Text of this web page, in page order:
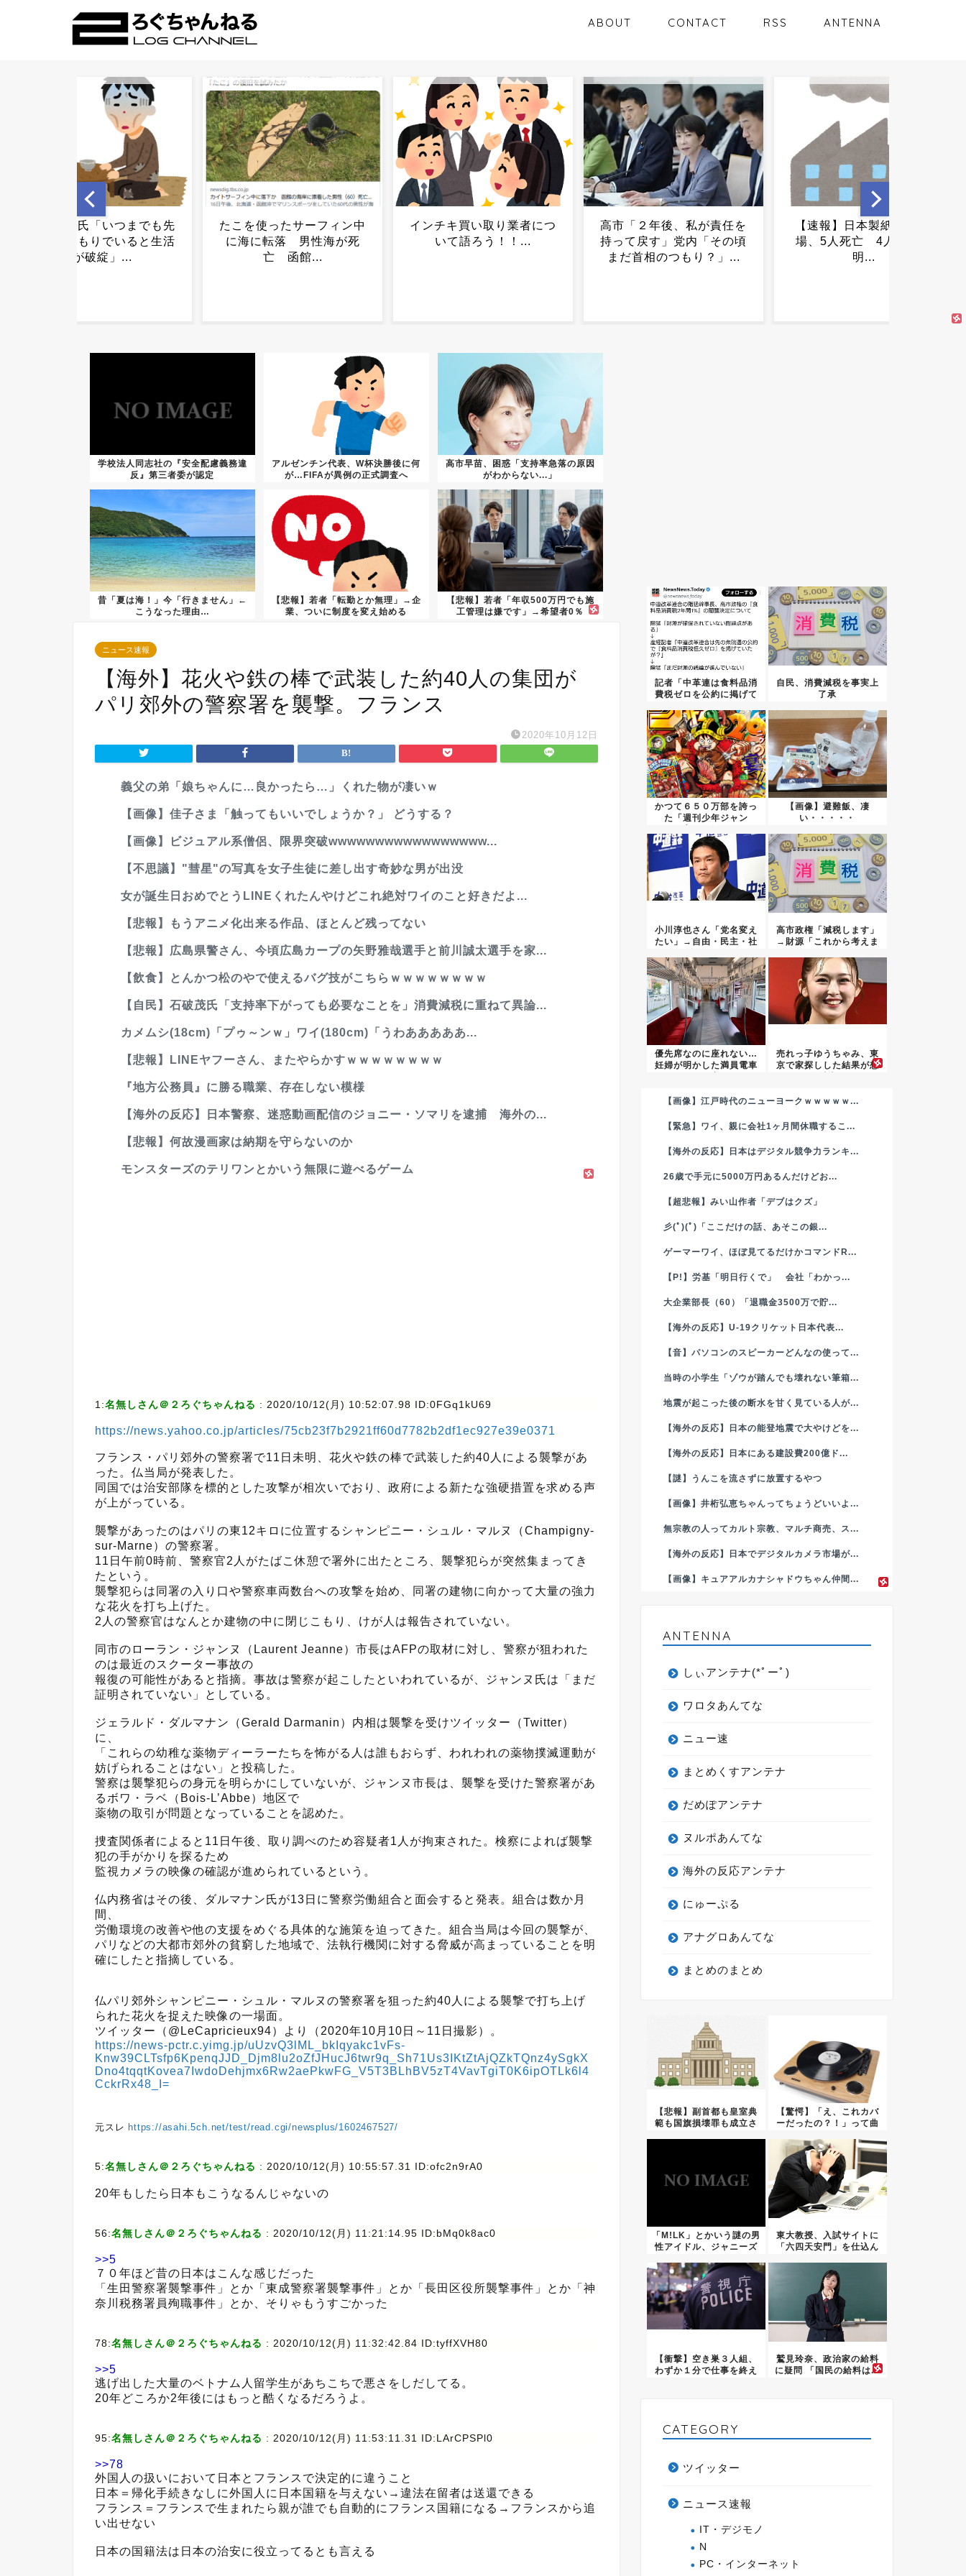
ABOUT CONTACT RSS ANTENNA
インチキ買い取り業者につ
いて語ろう！！...
高市「２年後、私が責任を
持って戻す」党内「その頃
【速報】日本製紙 八代工
場、5人死亡 4人安否不
明...
BBQ客、ゴミも炭も放置…
河川敷がとんでもない状態
に...
たこを使ったサーフィン中
に海に転落 男性海が死
亡 函館...
学校法人同志社の『安全配慮義務違
反』第三者委が認定
アルゼンチン代表、W杯決勝後に何
が…FIFAが異例の正式調査へ
高市早苗、困惑「支持率急落の原因
がわからない...」
昔「夏は海！」今「行きません」←
こうなった理由…
【悲報】若者「転勤とか無理」→企
業、ついに制度を変え始める
【悲報】若者「年収500万円でも施
工管理は嫌です」→希望者0％
ニュース速報
【海外】花火や鉄の棒で武装した約40人の集団が
パリ郊外の警察署を襲撃。フランス
2020年10月12日
義父の弟「娘ちゃんに…良かったら…」くれた物が凄いｗ
【画像】佳子さま「触ってもいいでしょうか？」 どうする？
【画像】ビジュアル系僧侶、限界突破wwwwwwwwwwwwwwwww...
【不思議】"彗星"の写真を女子生徒に差し出す奇妙な男が出没
女が誕生日おめでとうLINEくれたんやけどこれ絶対ワイのこと好きだよ...
【悲報】もうアニメ化出来る作品、ほとんど残ってない
【悲報】広島県警さん、今頃広島カープの矢野雅哉選手と前川誠太選手を家...
【飲食】とんかつ松のやで使えるバグ技がこちらｗｗｗｗｗｗｗｗ
【自民】石破茂氏「支持率下がっても必要なことを」消費減税に重ねて異論...
カメムシ(18cm)「プゥ～ンｗ」ワイ(180cm)「うわあああああ...
【悲報】LINEヤフーさん、またやらかすｗｗｗｗｗｗｗｗ
『地方公務員』に勝る職業、存在しない模様
【海外の反応】日本警察、迷惑動画配信のジョニー・ソマリを逮捕 海外の...
【悲報】何故漫画家は納期を守らないのか
モンスターズのテリワンとかいう無限に遊べるゲーム
1:名無しさん＠２ろぐちゃんねる : 2020/10/12(月) 10:52:07.98 ID:0FGq1kU69
https://news.yahoo.co.jp/articles/75cb23f7b2921ff60d7782b2df1ec927e39e0371
フランス・パリ郊外の警察署で11日未明、花火や鉄の棒で武装した約40人による襲撃があ
った。仏当局が発表した。
同国では治安部隊を標的とした攻撃が相次いでおり、政府による新たな強硬措置を求める声
が上がっている。
襲撃があったのはパリの東12キロに位置するシャンピニー・シュル・マルヌ（Champigny-
sur-Marne）の警察署。
11日午前0時前、警察官2人がたばこ休憩で署外に出たところ、襲撃犯らが突然集まってき
たという。
襲撃犯らは同署の入り口や警察車両数台への攻撃を始め、同署の建物に向かって大量の強力
な花火を打ち上げた。
2人の警察官はなんとか建物の中に閉じこもり、けが人は報告されていない。
同市のローラン・ジャンヌ（Laurent Jeanne）市長はAFPの取材に対し、警察が狙われた
のは最近のスクーター事故の
報復の可能性があると指摘。事故は警察が起こしたといわれているが、ジャンヌ氏は「まだ
証明されていない」としている。
ジェラルド・ダルマナン（Gerald Darmanin）内相は襲撃を受けツイッター（Twitter）
に、
「これらの幼稚な薬物ディーラーたちを怖がる人は誰もおらず、われわれの薬物撲滅運動が
妨げられることはない」と投稿した。
警察は襲撃犯らの身元を明らかにしていないが、ジャンヌ市長は、襲撃を受けた警察署があ
るボワ・ラベ（Bois-L’Abbe）地区で
薬物の取引が問題となっていることを認めた。
捜査関係者によると11日午後、取り調べのため容疑者1人が拘束された。検察によれば襲撃
犯の手がかりを探るため
監視カメラの映像の確認が進められているという。
仏内務省はその後、ダルマナン氏が13日に警察労働組合と面会すると発表。組合は数か月
間、
労働環境の改善や他の支援をめぐる具体的な施策を迫ってきた。組合当局は今回の襲撃が、
パリなどの大都市郊外の貧窮した地域で、法執行機関に対する脅威が高まっていることを明
確にしたと指摘している。
仏パリ郊外シャンピニー・シュル・マルヌの警察署を狙った約40人による襲撃で打ち上げ
られた花火を捉えた映像の一場面。
ツイッター（@LeCapricieux94）より（2020年10月10日～11日撮影）。
https://news-pctr.c.yimg.jp/uUzvQ3lML_bkIqyakc1vFs-
Knw39CLTsfp6KpenqJJD_Djm8lu2oZfJHucJ6twr9q_Sh71Us3IKtZtAjQZkTQnz4ySgkX
Dno4tqqtKovea7IwdoDehjmx6Rw2aePkwFG_V5T3BLhBV5zT4VavTgiT0K6ipOTLk6l4
CckrRx48_I=
元スレ https://asahi.5ch.net/test/read.cgi/newsplus/1602467527/
5:名無しさん＠２ろぐちゃんねる : 2020/10/12(月) 10:55:57.31 ID:ofc2n9rA0
20年もしたら日本もこうなるんじゃないの
56:名無しさん＠２ろぐちゃんねる : 2020/10/12(月) 11:21:14.95 ID:bMq0k8ac0
>>5
７０年ほど昔の日本はこんな感じだった
「生田警察署襲撃事件」とか「東成警察署襲撃事件」とか「長田区役所襲撃事件」とか「神
奈川税務署員殉職事件」とか、そりゃもうすごかった
78:名無しさん＠２ろぐちゃんねる : 2020/10/12(月) 11:32:42.84 ID:tyffXVH80
>>5
逃げ出した大量のベトナム人留学生があちこちで悪さをしだしてる。
20年どころか2年後にはもっと酷くなるだろうよ。
95:名無しさん＠２ろぐちゃんねる : 2020/10/12(月) 11:53:11.31 ID:LArCPSPl0
>>78
外国人の扱いにおいて日本とフランスで決定的に違うこと
日本＝帰化手続きなしに外国人に日本国籍を与えない→違法在留者は送還できる
フランス＝フランスで生まれたら親が誰でも自動的にフランス国籍になる→フランスから追
い出せない
日本の国籍法は日本の治安に役立ってるとも言える
記者「中革連は食料品消
費税ゼロを公約に掲げて
自民、消費減税を事実上
了承
かつて６５０万部を誇っ
た「週刊少年ジャン
【画像】避難飯、凄
い・・・・・
小川淳也さん「党名変え
たい」→自由・民主・社
高市政権「減税します」
→財源「これから考えま
優先席なのに座れない…
妊婦が明かした満員電車
売れっ子ゆうちゃみ、東
京で家探しした結果が想
【画像】江戸時代のニューヨークｗｗｗｗｗ...
【緊急】ワイ、親に会社1ヶ月間休職するこ...
【海外の反応】日本はデジタル競争力ランキ...
26歳で手元に5000万円あるんだけどお...
【超悲報】みい山作者「デブはクズ」
彡(ﾟ)(ﾟ)「ここだけの話、あそこの銀...
ゲーマーワイ、ほぼ見てるだけかコマンドR...
【P!】労基「明日行くで」 会社「わかっ...
大企業部長（60）「退職金3500万で貯...
【海外の反応】U-19クリケット日本代表...
【音】パソコンのスピーカーどんなの使って...
当時の小学生「ゾウが踏んでも壊れない筆箱...
地震が起こった後の断水を甘く見ている人が...
【海外の反応】日本の能登地震で大やけどを...
【海外の反応】日本にある建設費200億ド...
【謎】うんこを流さずに放置するやつ
【画像】井桁弘恵ちゃんってちょうどいいよ...
無宗教の人ってカルト宗教、マルチ商売、ス...
【海外の反応】日本でデジタルカメラ市場が...
【画像】キュアアルカナシャドウちゃん仲間...
ANTENNA
しぃアンテナ(*ﾟーﾟ)
ワロタあんてな
ニュー速
まとめくすアンテナ
だめぽアンテナ
ヌルポあんてな
海外の反応アンテナ
にゅーぷる
アナグロあんてな
まとめのまとめ
【悲報】副首都も皇室典
範も国旗損壊罪も成立さ
【驚愕】「え、これカバ
ーだったの？！」って曲
「M!LK」とかいう謎の男
性アイドル、ジャニーズ
東大教授、入試サイトに
「六四天安門」を仕込ん
【衝撃】空き巣３人組、
わずか１分で仕事を終え
鷲見玲奈、政治家の給料
に疑問 「国民の給料は...
CATEGORY
ツイッター
ニュース速報
IT・デジモノ
N
PC・インターネット